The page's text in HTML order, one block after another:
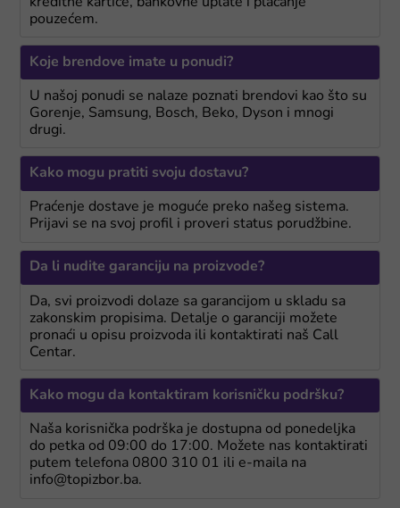
pouzećem.
Koje brendove imate u ponudi?
U našoj ponudi se nalaze poznati brendovi kao što su
Gorenje, Samsung, Bosch, Beko, Dyson i mnogi
drugi.
Kako mogu pratiti svoju dostavu?
Praćenje dostave je moguće preko našeg sistema.
Prijavi se na svoj profil i proveri status porudžbine.
Da li nudite garanciju na proizvode?
Da, svi proizvodi dolaze sa garancijom u skladu sa
zakonskim propisima. Detalje o garanciji možete
pronaći u opisu proizvoda ili kontaktirati naš Call
Centar.
Kako mogu da kontaktiram korisničku podršku?
Naša korisnička podrška je dostupna od ponedeljka
do petka od 09:00 do 17:00. Možete nas kontaktirati
putem telefona 0800 310 01 ili e-maila na
info@topizbor.ba.